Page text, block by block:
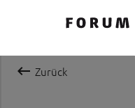
 Zurück